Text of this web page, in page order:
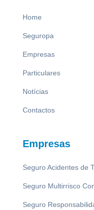
Home
Seguropa
Empresas
Particulares
Notícias
Contactos
Empresas
Seguro Acidentes de
Seguro Multirrisco
Seguro